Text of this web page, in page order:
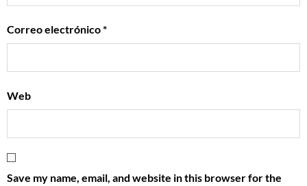
Correo electrónico*
Web
Save my name, email, and website in this browser for the